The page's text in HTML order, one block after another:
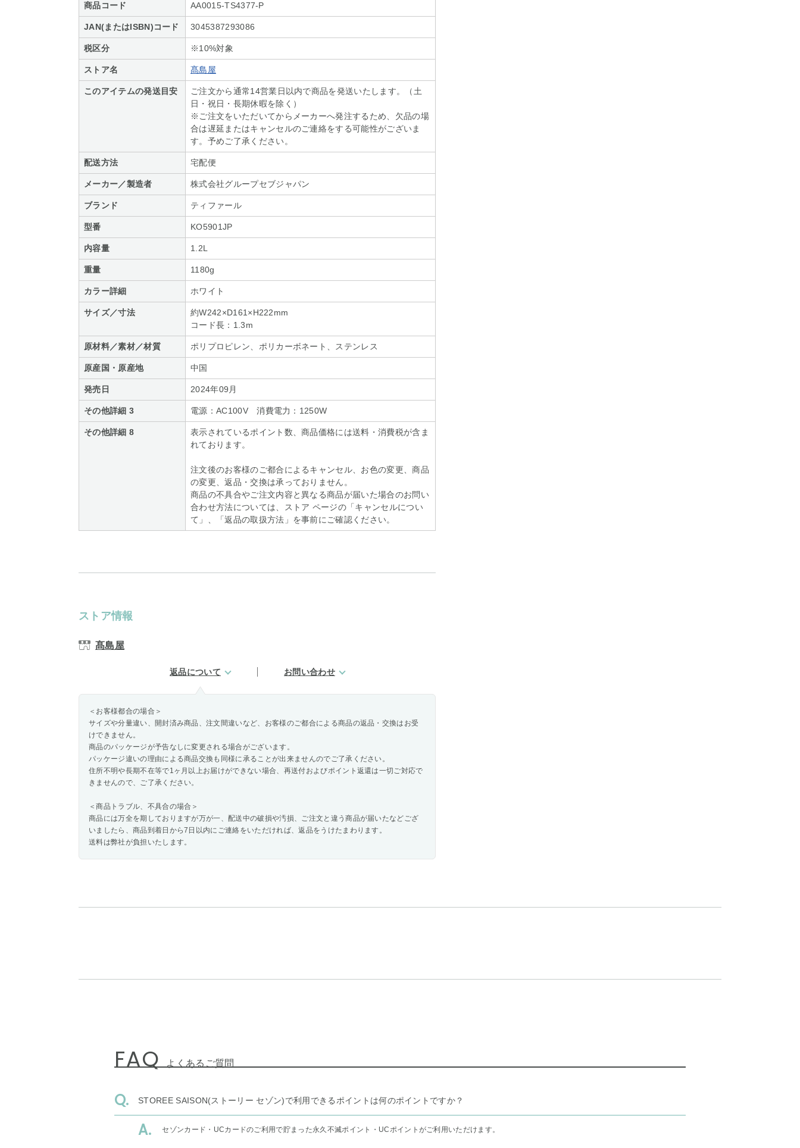
商品コード AA0015-TS4377-P
JAN(またはISBN)コード 3045387293086
税区分 ※10%対象
ストア名 髙島屋
このアイテムの発送目安
ご注文から通常14営業日以内で商品を発送いたします。（土
日・祝日・長期休暇を除く）
※ご注文をいただいてからメーカーへ発注するため、欠品の場
合は遅延またはキャンセルのご連絡をする可能性がございま
す。予めご了承ください。
配送方法 宅配便
メーカー／製造者 株式会社グループセブジャパン
ブランド ティファール
型番 KO5901JP
内容量 1.2L
重量 1180g
カラー詳細 ホワイト
サイズ／寸法
約W242×D161×H222mm
コード長：1.3m
原材料／素材／材質 ポリプロピレン、ポリカーボネート、ステンレス
原産国・原産地 中国
発売日 2024年09月
その他詳細 3 電源：AC100V 消費電力：1250W
その他詳細 8
表示されているポイント数、商品価格には送料・消費税が含ま
れております。
注文後のお客様のご都合によるキャンセル、お色の変更、商品
の変更、返品・交換は承っておりません。
商品の不具合やご注文内容と異なる商品が届いた場合のお問い
合わせ方法については、ストア ページの「キャンセルについ
て」、「返品の取扱方法」を事前にご確認ください。
ストア情報
髙島屋
返品について お問い合わせ
＜お客様都合の場合＞
サイズや分量違い、開封済み商品、注文間違いなど、お客様のご都合による商品の返品・交換はお受
けできません。
商品のパッケージが予告なしに変更される場合がございます。
パッケージ違いの理由による商品交換も同様に承ることが出来ませんのでご了承ください。
住所不明や長期不在等で1ヶ月以上お届けができない場合、再送付およびポイント返還は一切ご対応で
きませんので、ご了承ください。
＜商品トラブル、不具合の場合＞
商品には万全を期しておりますが万が一、配送中の破損や汚損、ご注文と違う商品が届いたなどござ
いましたら、商品到着日から7日以内にご連絡をいただければ、返品をうけたまわります。
送料は弊社が負担いたします。
FAQ よくあるご質問
STOREE SAISON(ストーリー セゾン)で利用できるポイントは何のポイントですか？
セゾンカード・UCカードのご利用で貯まった永久不滅ポイント・UCポイントがご利用いただけます。